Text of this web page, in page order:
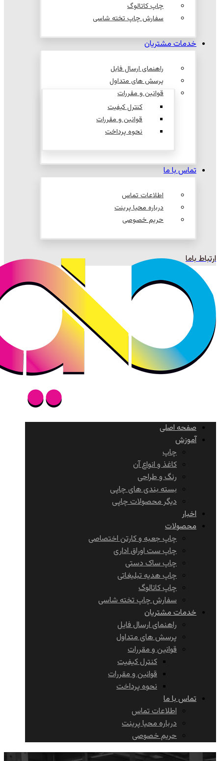
چاپ کاتالوگ
سفارش چاپ تخته شاسی
خدمات مشتریان
راهنمای ارسال فایل
پرسش های متداول
قوانین و مقررات
کنترل کیفیت
قوانین و مقررات
نحوه پرداخت
تماس با ما
اطلاعات تماس
درباره محیا پرینت
حریم خصوصی
ارتباط باما
صفحه اصلی
آموزش
چاپ
کاغذ و انواع آن
رنگ و طراحی
بسته بندی های چاپی
دیگر محصولات چاپی
اخبار
محصولات
چاپ جعبه و کارتن اختصاصی
چاپ ست اوراق اداری
چاپ ساک دستی
چاپ هدیه تبلیغاتی
چاپ کاتالوگ
سفارش چاپ تخته شاسی
خدمات مشتریان
راهنمای ارسال فایل
پرسش های متداول
قوانین و مقررات
کنترل کیفیت
قوانین و مقررات
نحوه پرداخت
تماس با ما
اطلاعات تماس
درباره محیا پرینت
حریم خصوصی